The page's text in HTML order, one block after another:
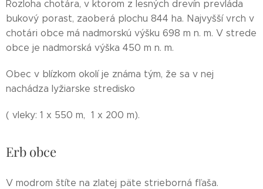
Rozloha chotára, v ktorom z lesných drevín prevláda
bukový porast, zaoberá plochu 844 ha. Najvyšší vrch v
chotári obce má nadmorskú výšku 698 m n. m. V strede
obce je nadmorská výška 450 m n. m.
Obec v blízkom okolí je známa tým, že sa v nej
nachádza lyžiarske stredisko
( vleky: 1 x 550 m, 1 x 200 m).
Erb obce
V modrom štíte na zlatej päte strieborná fľaša.